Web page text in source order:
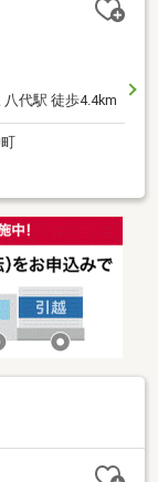
八代駅 徒歩4.4km